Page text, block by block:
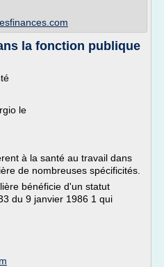
la fonction publique
le
à la santé au travail dans
de nombreuses spécificités.
bénéficie d'un statut
du 9 janvier 1986 1 qui